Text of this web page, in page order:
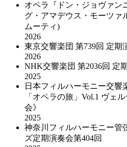
オペラ『ドン・ジョヴァン
グ・アマデウス・モーツァ
ムーティ)
2026
東京交響楽団 第739回 定期
2026
NHK交響楽団 第2036回 定
2025
日本フィルハーモニー交響
「オペラの旅」Vol.1 ヴェ
会》
2025
神奈川フィルハーモニー管
ズ定期演奏会第404回